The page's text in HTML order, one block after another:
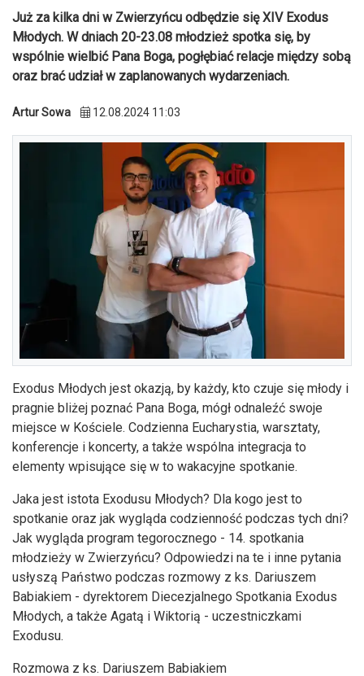
Już za kilka dni w Zwierzyńcu odbędzie się XIV Exodus
Młodych. W dniach 20-23.08 młodzież spotka się, by
wspólnie wielbić Pana Boga, pogłębiać relacje między sobą
oraz brać udział w zaplanowanych wydarzeniach.
Artur Sowa 12.08.2024 11:03
Exodus Młodych jest okazją, by każdy, kto czuje się młody i
pragnie bliżej poznać Pana Boga, mógł odnaleźć swoje
miejsce w Kościele. Codzienna Eucharystia, warsztaty,
konferencje i koncerty, a także wspólna integracja to
elementy wpisujące się w to wakacyjne spotkanie.
Jaka jest istota Exodusu Młodych? Dla kogo jest to
spotkanie oraz jak wygląda codzienność podczas tych dni?
Jak wygląda program tegorocznego - 14. spotkania
młodzieży w Zwierzyńcu? Odpowiedzi na te i inne pytania
usłyszą Państwo podczas rozmowy z ks. Dariuszem
Babiakiem - dyrektorem Diecezjalnego Spotkania Exodus
Młodych, a także Agatą i Wiktorią - uczestniczkami
Exodusu.
Rozmowa z ks. Dariuszem Babiakiem